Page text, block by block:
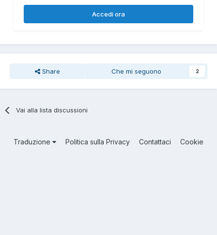
Accedi ora
Share Che mi seguono 2
Vai alla lista discussioni
Traduzione Politica sulla Privacy Contattaci Cookie